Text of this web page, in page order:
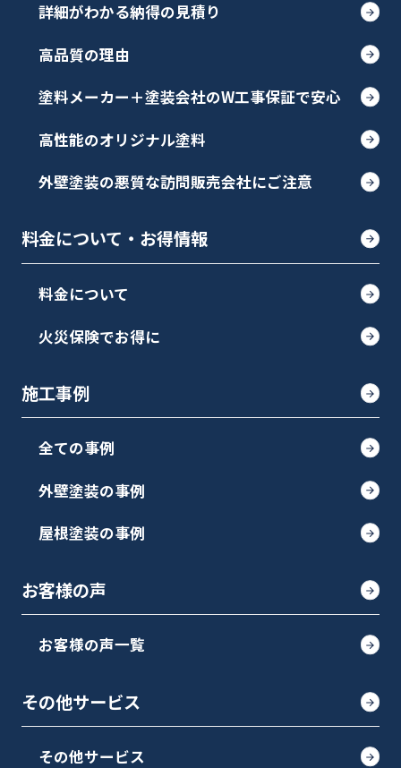
詳細がわかる納得の見積り
高品質の理由
塗料メーカー＋塗装会社のW工事保証で安心
高性能のオリジナル塗料
外壁塗装の悪質な訪問販売会社にご注意
料金について・お得情報
料金について
火災保険でお得に
施工事例
全ての事例
外壁塗装の事例
屋根塗装の事例
お客様の声
お客様の声一覧
その他サービス
その他サービス